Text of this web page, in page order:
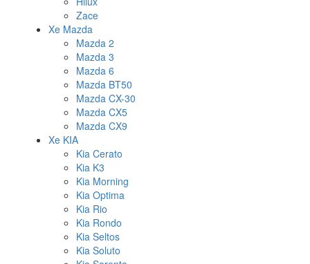
Zace
Xe Mazda
Mazda 2
Mazda 3
Mazda 6
Mazda BT50
Mazda CX-30
Mazda CX5
Mazda CX9
Xe KIA
Kia Cerato
Kia K3
Kia Morning
Kia Optima
Kia Rio
Kia Rondo
Kia Seltos
Kia Soluto